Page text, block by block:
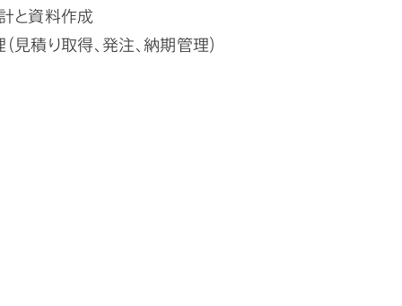
と資料作成
見積り取得、発注、納期管理）